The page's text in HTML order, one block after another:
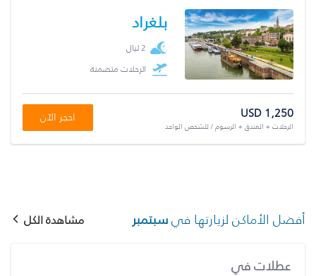
بلغراد
2 ليال
الرحلات متضمنة
USD 1,250
الرحلات + الفندق + الرسوم / للشخص الواحد
احجز الآن
أفضل الأماكن لزيارتها فيسبتمبر مشاهدة الكل
عطلات في